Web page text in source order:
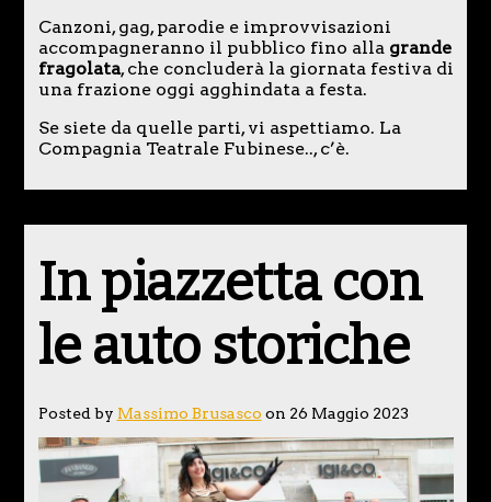
Canzoni, gag, parodie e improvvisazioni
accompagneranno il pubblico fino alla grande
fragolata, che concluderà la giornata festiva di
una frazione oggi agghindata a festa.
Se siete da quelle parti, vi aspettiamo. La
Compagnia Teatrale Fubinese.., c’è.
In piazzetta con
le auto storiche
Posted by Massimo Brusasco on 26 Maggio 2023